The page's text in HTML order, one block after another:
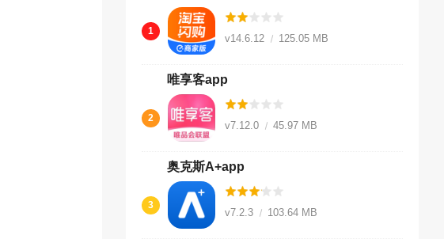
1
v14.6.12 125.05 MB
唯享客app
2
v7.12.0 45.97 MB
奥克斯A+app
3
v7.2.3 103.64 MB